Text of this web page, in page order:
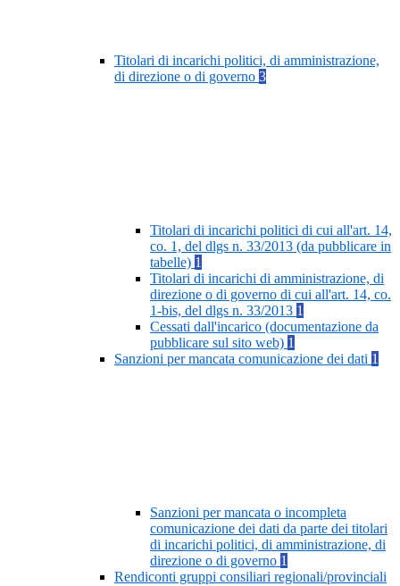
Titolari di incarichi politici, di amministrazione,
di direzione o di governo 3
Titolari di incarichi politici di cui all'art. 14,
co. 1, del dlgs n. 33/2013 (da pubblicare in
tabelle) 1
Titolari di incarichi di amministrazione, di
direzione o di governo di cui all'art. 14, co.
1-bis, del dlgs n. 33/2013 1
Cessati dall'incarico (documentazione da
pubblicare sul sito web) 1
Sanzioni per mancata comunicazione dei dati 1
Sanzioni per mancata o incompleta
comunicazione dei dati da parte dei titolari
di incarichi politici, di amministrazione, di
direzione o di governo 1
Rendiconti gruppi consiliari regionali/provinciali